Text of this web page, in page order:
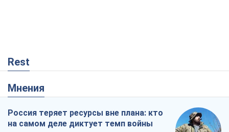
Rest
Мнения
Россия теряет ресурсы вне плана: кто
на самом деле диктует темп войны